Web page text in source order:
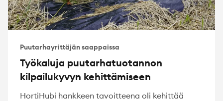
Puutarhayrittäjän saappaissa
Työkaluja puutarhatuotannon
kilpailukyvyn kehittämiseen
HortiHubi hankkeen tavoitteena oli kehittää